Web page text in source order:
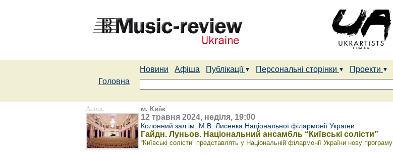
Новини Афіша Публікації Персональні сторінки Проекти
Головна
Анонс м. Київ
12 травня 2024, неділя, 19:00
Колонний зал ім. М.В. Лисенка Національної філармонії України
Гайдн. Луньов. Національний ансамбль “Київські солісти”
“Київські солісти” представлять у Національній філармонії України нову програму